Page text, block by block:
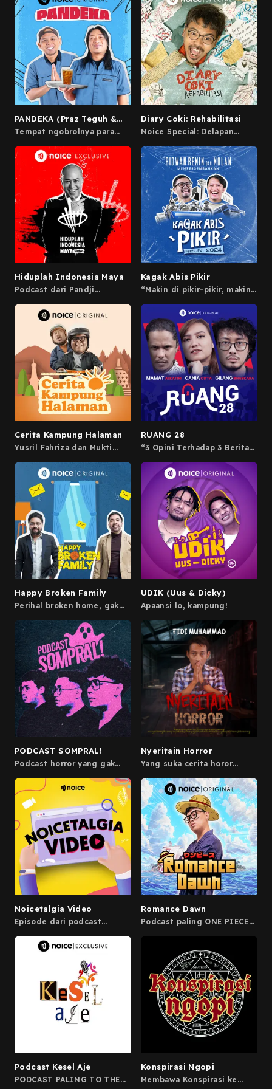
PANDEKA (Praz Teguh &
Rin Hermana)
Tempat ngobrolnya para
Jakarta.
Diary Coki: Rehabilitasi
Noice Special: Delapan
selama Rehabilitasi.
Hiduplah Indonesia Maya
Podcast dari Pandji
segala keramaian yang
terjadi di dunia maya
Indonesia
Kagak Abis Pikir
“Makin di pikir-pikir, makin
memahami perilaku manusia
yang ngga masuk akal
sampe ke titik tertinggi,
dan menertawakan bersama
kejadian dan kebodohan
yang dilakukan oleh
manusia. Tayang setiap
Rabu dan Minggu bersama
Ridwan Remin dan Molan.
Cerita Kampung Halaman
Yusril Fahriza dan Mukti
beluk dan hiruk-pikuk
Yogyakarta tanpo tedheng
aling-aling.
RUANG 28
“3 Opini Terhadap 3 Berita
arah yang membawakan
opini dari tiga perspektif
dan tiga persona yang
berbeda, berdasarkan berita
isu sosial dan politik di
Indonesia ataupun luar
negeri yang berkaitan
dengan Indonesia. Tayang
setiap Rabu bersama
Mamat, Cania, dan Gilbhas.
Happy Broken Family
Perihal broken home, gak
diketawain bareng Gianluigi
dan Adriano Qalbi.
UDIK (Uus & Dicky)
Apaansi lo, kampung!
PODCAST SOMPRAL!
Podcast horror yang gak
menutupi ketakutan dengan
kesompralan Punya cerita
horror? Langsung kirim ke
sobatsompral@gmail.com
atau ke DM Instagram
@PodcastSompral Iiiih
Takuuuut!!!
Nyeritain Horror
Yang suka cerita horor
telah mengunjungi podcast
ini, untuk cerita lainnya
temen-temen bisa kunjungi
YouTube : Good Night
https://www.youtube.com/
Untuk membaca kunjungi
akun Twitter
@fidimuhammad_
https://www.twitter.com/
dan Facebook : Fidi
Muhammad
https://www.facebook.com/
Enjoy the horror Powered by
Noicetalgia Video
Episode dari podcast
sudah ada versi videonya.
Segera update aplikasi
Noice kamu jadi versi 3.19,
biar kamu bisa nonton.
Romance Dawn
Podcast paling ONE PIECE
berbincang dengan para
super Nakama. Bersama
kapten Arya Novrianus
tayang setiap hari Senin.
Mari dengarkan dan berlayar
bersama sampai Laugh Tale!
Podcast Kesel Aje
PODCAST PALING TO THE
Konspirasi Ngopi
Membawa Konspirasi ke